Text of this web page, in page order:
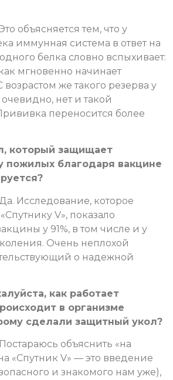
объясняется тем, что у
иммунная система в ответ на
белка словно вспыхивает:
мгновенно начинает
возрастом же такого резерва у
очевидно, нет и такой
переносится более
который защищает
пожилых благодаря вакцине
Да. Исследование, которое
V», показало
у 91%, в том числе и у
Очень неплохой
о надежной
как работает
в организме
сделали защитный укол?
Постараюсь объяснить «на
«Спутник V» — это введение
и знакомого нам уже),